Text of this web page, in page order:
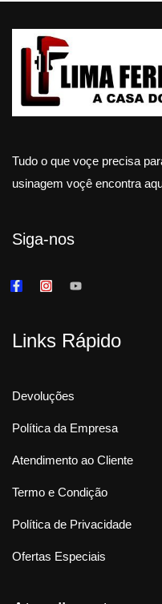
Tudo o que voçe precisa
usinagem voçê encontra
Siga-nos
Links Rápido
Devoluções
Política da Empresa
Atendimento ao Cliente
Termo e Condição
Política de Privacidade
Ofertas Especiais